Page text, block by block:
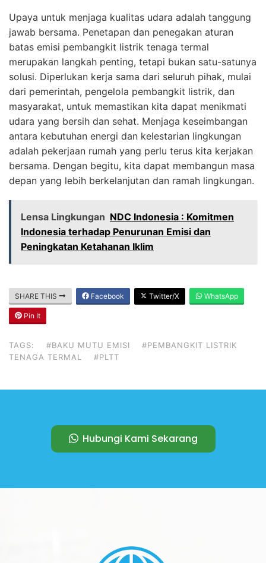
Upaya untuk menjaga kualitas udara adalah tanggung
jawab bersama. Penetapan dan penegakan aturan
batas emisi pembangkit listrik tenaga termal
merupakan langkah penting, tetapi bukan satu-satunya
solusi. Diperlukan kerja sama dari seluruh pihak, mulai
dari pemerintah, pengelola pembangkit listrik, dan
masyarakat, untuk memastikan kita dapat menikmati
udara yang bersih dan sehat. Menjaga keseimbangan
antara kebutuhan energi dan kelestarian lingkungan
adalah pekerjaan rumah yang perlu terus kita kerjakan
bersama. Dengan begitu, kita dapat membangun masa
depan yang lebih berkelanjutan dan ramah lingkungan.
Lensa Lingkungan NDC Indonesia : Komitmen
Indonesia terhadap Penurunan Emisi dan
Peningkatan Ketahanan Iklim
SHARE THIS Facebook Twitter/X WhatsApp
Pin It
TAGS: #BAKU MUTU EMISI
#PEMBANGKIT LISTRIK
TENAGA TERMAL
#PLTT
Hubungi Kami Sekarang